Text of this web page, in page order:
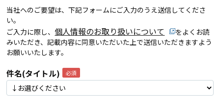
当社へのご要望は、下記フォームにご入力のうえ送信してくださ
い。
ご入力に際し、 個人情報のお取り扱いについて
をよくお読
みいただき、記載内容に同意いただいた上で送信いただきますよう
お願いいたします。
件名(タイトル)